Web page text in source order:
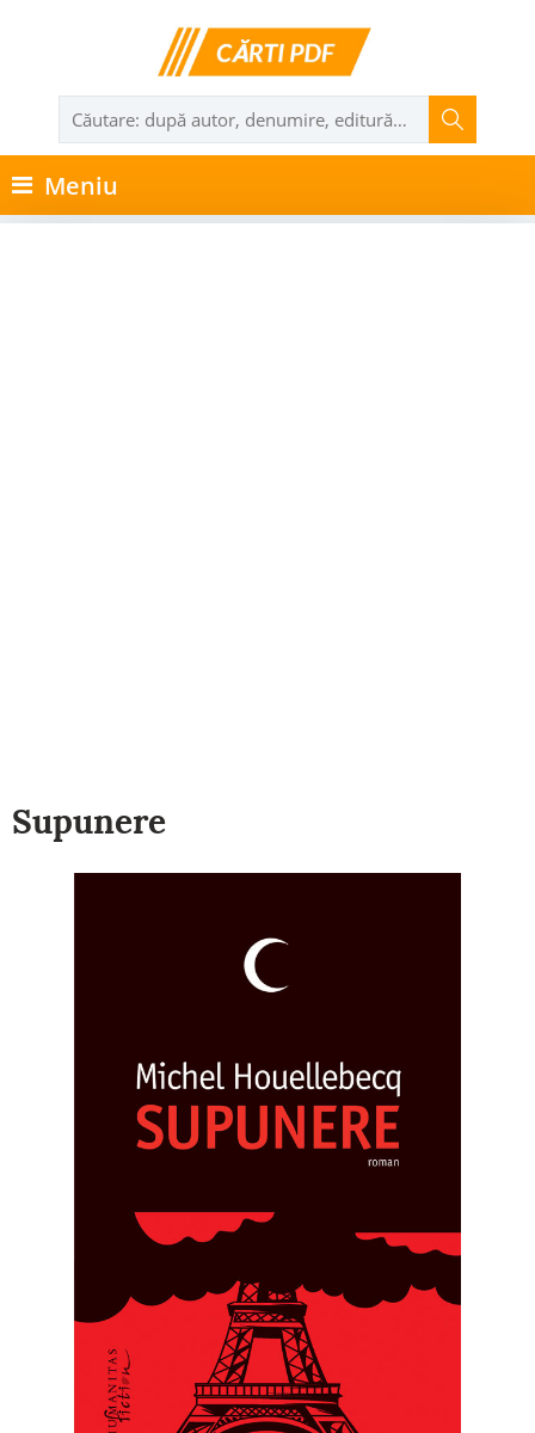
Meniu
Supunere